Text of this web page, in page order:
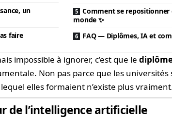
un
faire
Comment se repositionner
monde ✨
FAQ — Diplômes, IA et
impossible à ignorer, c’est que le
Non pas parce que les universités
elles formaient n’existe plus
de l’intelligence artificielle